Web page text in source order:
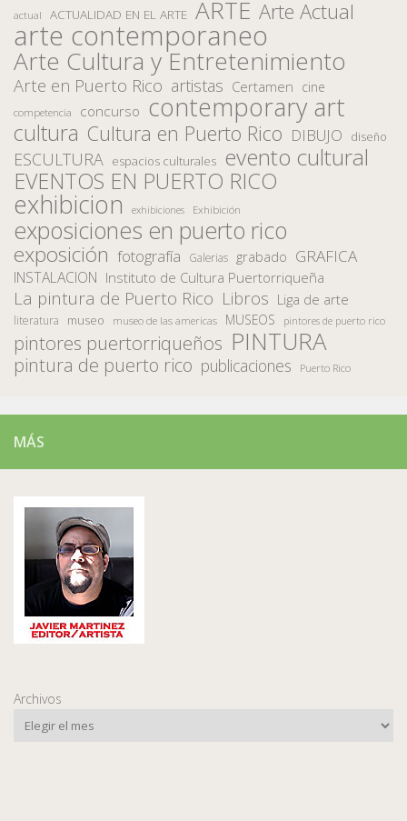
actual ACTUALIDAD EN EL ARTE ARTE Arte Actual
arte contemporaneo
Arte Cultura y Entretenimiento
Arte en Puerto Rico artistas Certamen cine
competencia concurso contemporary art
cultura Cultura en Puerto Rico DIBUJO diseño
ESCULTURA espacios culturales evento cultural
EVENTOS EN PUERTO RICO
exhibicion exhibiciones Exhibición
exposiciones en puerto rico
exposición fotografía Galerias grabado GRAFICA
INSTALACION Instituto de Cultura Puertorriqueña
La pintura de Puerto Rico Libros Liga de arte
literatura museo museo de las americas MUSEOS pintores de puerto rico
pintores puertorriqueños PINTURA
pintura de puerto rico publicaciones Puerto Rico
MÁS
Archivos